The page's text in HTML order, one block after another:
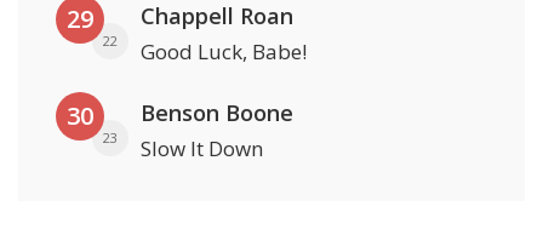
29
22
Chappell Roan
Good Luck, Babe!
30
23
Benson Boone
Slow It Down